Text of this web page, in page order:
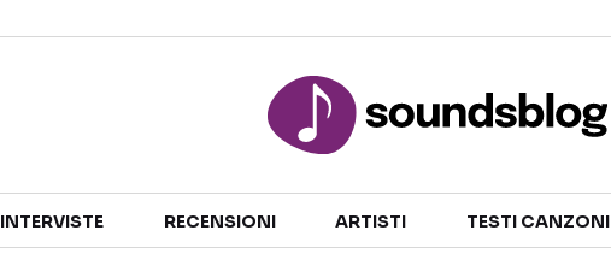
INTERVISTE RECENSIONI ARTISTI TESTI CANZONI